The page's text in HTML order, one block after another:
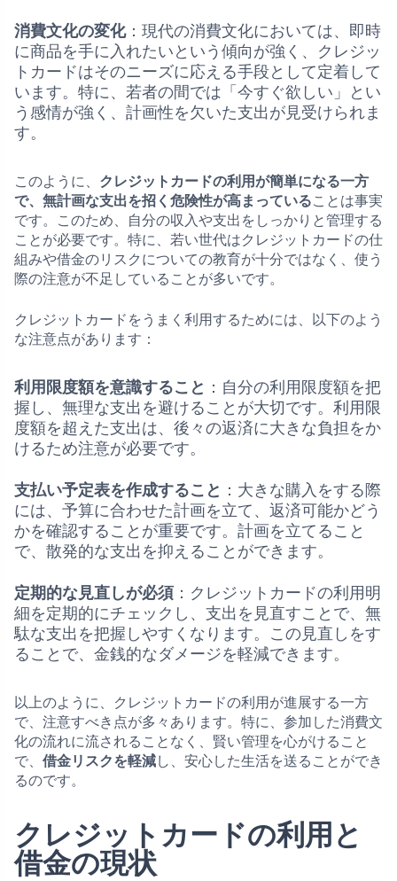
消費文化の変化：現代の消費文化においては、即時
に商品を手に入れたいという傾向が強く、クレジッ
トカードはそのニーズに応える手段として定着して
います。特に、若者の間では「今すぐ欲しい」とい
う感情が強く、計画性を欠いた支出が見受けられま
す。
このように、 クレジットカードの利用が簡単になる一方
で、無計画な支出を招く危険性が高まっていることは事実
です。このため、自分の収入や支出をしっかりと管理する
ことが必要です。特に、若い世代はクレジットカードの仕
組みや借金のリスクについての教育が十分ではなく、使う
際の注意が不足していることが多いです。
クレジットカードをうまく利用するためには、以下のよう
な注意点があります：
利用限度額を意識すること ：自分の利用限度額を把
握し、無理な支出を避けることが大切です。利用限
度額を超えた支出は、後々の返済に大きな負担をか
けるため注意が必要です。
支払い予定表を作成すること ：大きな購入をする際
には、予算に合わせた計画を立て、返済可能かどう
かを確認することが重要です。計画を立てること
で、散発的な支出を抑えることができます。
定期的な見直しが必須 ：クレジットカードの利用明
細を定期的にチェックし、支出を見直すことで、無
駄な支出を把握しやすくなります。この見直しをす
ることで、金銭的なダメージを軽減できます。
以上のように、クレジットカードの利用が進展する一方
で、注意すべき点が多々あります。特に、参加した消費文
化の流れに流されることなく、賢い管理を心がけること
で、 借金リスクを軽減し、安心した生活を送ることができ
るのです。
クレジットカードの利用と
借金の現状